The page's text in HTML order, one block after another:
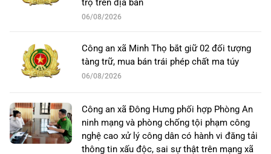
trọ trên địa bàn
06/08/2026
Công an xã Minh Thọ bắt giữ 02 đối tượng
tàng trữ, mua bán trái phép chất ma túy
06/08/2026
Công an xã Đông Hưng phối hợp Phòng An
ninh mạng và phòng chống tội phạm công
nghệ cao xử lý công dân có hành vi đăng tải
thông tin xấu độc, sai sự thật trên mạng xã